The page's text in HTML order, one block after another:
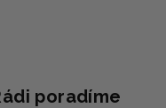
poradíme